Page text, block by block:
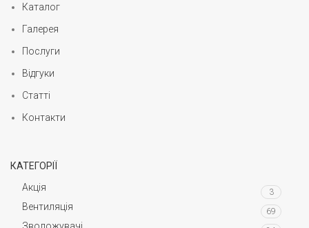
Каталог
Галерея
Послуги
Відгуки
Статті
Контакти
КАТЕГОРІЇ
Акція
3
Вентиляція 69
Зволожувачі